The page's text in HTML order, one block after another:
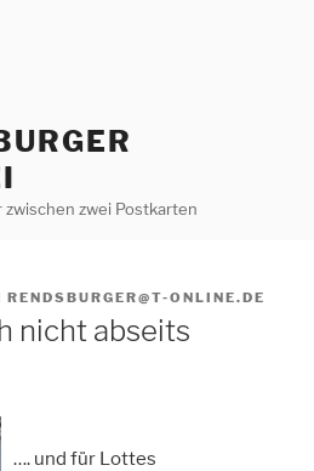
zwei Postkarten
RENDSBURGER@T-ONLINE.DE
nicht abseits
…. und für Lottes